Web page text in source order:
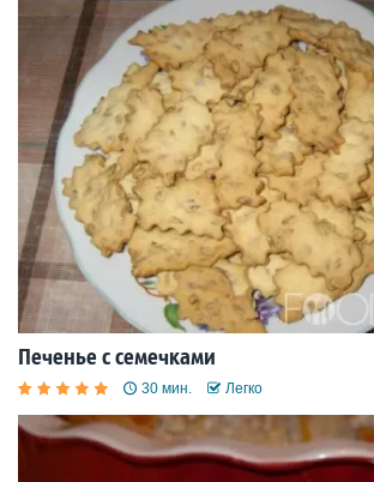
Печенье с семечками
30 мин. Легко